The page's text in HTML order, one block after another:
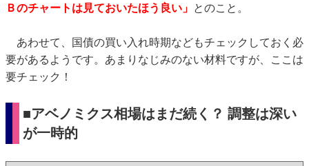
Ｂのチャートは見ておいたほう良い」 とのこと。
あわせて、国債の買い入れ時期などもチェックしておく必
要があるようです。あまりなじみのない材料ですが、ここは
要チェック！
■アベノミクス相場はまだ続く？ 調整は深い
が一時的